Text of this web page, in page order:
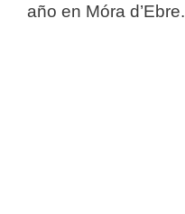
año en Móra d’Ebre.